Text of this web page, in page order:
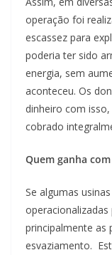
operação foi
escassez para
poderia ter sido
energia, sem
aconteceu. Os
dinheiro com
cobrado
Quem ganha
Se algumas
principalmente as
esvaziamento.